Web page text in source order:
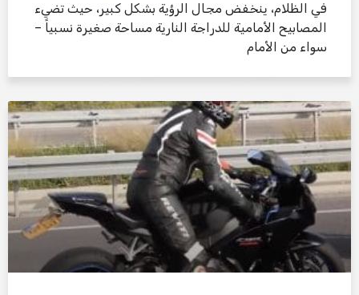
في الظلام، ينخفض ​​مجال الرؤية بشكل كبير، حيث تضيء
المصابيح الأمامية للدراجة النارية مساحة صغيرة نسبياً –
سواء من الأمام